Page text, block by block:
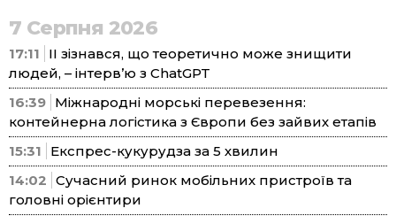
7 Серпня 2026
17:11
ІІ зізнався, що теоретично може знищити
людей, – інтерв’ю з ChatGPT
16:39 Міжнародні морські перевезення:
контейнерна логістика з Європи без зайвих етапів
15:31
Експрес-кукурудза за 5 хвилин
14:02 Сучасний ринок мобільних пристроїв та
головні орієнтири